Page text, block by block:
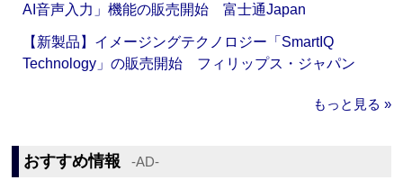
AI音声入力」機能の販売開始 富士通Japan
【新製品】イメージングテクノロジー「SmartIQ
Technology」の販売開始 フィリップス・ジャパン
もっと見る »
おすすめ情報 ‐AD‐